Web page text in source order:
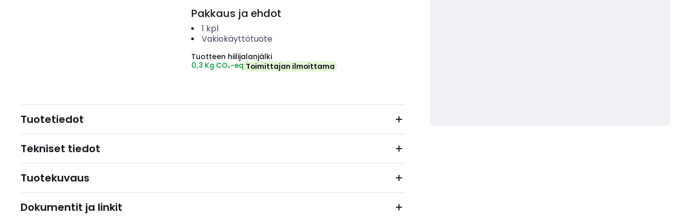
Pakkaus ja ehdot
1 kpl
Vakiokäyttötuote
Tuotteen hiilijalanjälki
0,3 Kg CO₂-eq Toimittajan ilmoittama
Tuotetiedot
Tekniset tiedot
Tuotekuvaus
Dokumentit ja linkit